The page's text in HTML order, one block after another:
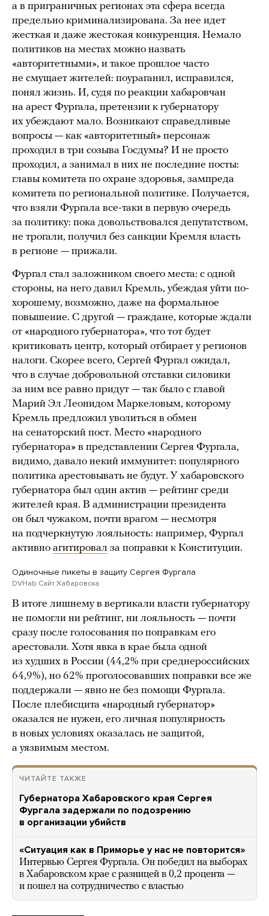
а в приграничных регионах эта сфера всегда
предельно криминализирована. За нее идет
жесткая и даже жестокая конкуренция. Немало
политиков на местах можно назвать
«авторитетными», и такое прошлое часто
не смущает жителей: поураганил, исправился,
понял жизнь. И, судя по реакции хабаровчан
на арест Фургала, претензии к губернатору
их убеждают мало. Возникают справедливые
вопросы — как «авторитетный» персонаж
проходил в три созыва Госдумы? И не просто
проходил, а занимал в них не последние посты:
главы комитета по охране здоровья, зампреда
комитета по региональной политике. Получается,
что взяли Фургала все-таки в первую очередь
за политику: пока довольствовался депутатством,
не трогали, получил без санкции Кремля власть
в регионе — прижали.
Фургал стал заложником своего места: с одной
стороны, на него давил Кремль, убеждая уйти по-
хорошему, возможно, даже на формальное
повышение. С другой — граждане, которые ждали
от «народного губернатора», что тот будет
критиковать центр, который отбирает у регионов
налоги. Скорее всего, Сергей Фургал ожидал,
что в случае добровольной отставки силовики
за ним все равно придут — так было с главой
Марий Эл Леонидом Маркеловым, которому
Кремль предложил уволиться в обмен
на сенаторский пост. Место «народного
губернатора» в представлении Сергея Фургала,
видимо, давало некий иммунитет: популярного
политика арестовывать не будут. У хабаровского
губернатора был один актив — рейтинг среди
жителей края. В администрации президента
он был чужаком, почти врагом — несмотря
на подчеркнутую лояльность: например, Фургал
активно агитировал за поправки к Конституции.
Одиночные пикеты в защиту Сергея Фургала
DVHab Сайт Хабаровска
В итоге лишнему в вертикали власти губернатору
не помогли ни рейтинг, ни лояльность — почти
сразу после голосования по поправкам его
арестовали. Хотя явка в крае была одной
из худших в России (44,2% при среднероссийских
64,9%), но 62% проголосовавших поправки все же
поддержали — явно не без помощи Фургала.
После плебисцита «народный губернатор»
оказался не нужен, его личная популярность
в новых условиях оказалась не защитой,
а уязвимым местом.
ЧИТАЙТЕ ТАКЖЕ
Губернатора Хабаровского края Сергея
Фургала задержали по подозрению
в организации убийств
«Ситуация как в Приморье у нас не повторится»
Интервью Сергея Фургала. Он победил на выборах
в Хабаровском крае с разницей в 0,2 процента —
и пошел на сотрудничество с властью